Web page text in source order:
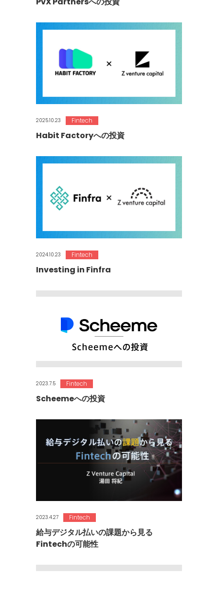
2025.10.23 Fintech
Habit Factoryへの投資
2024.10.23 Fintech
Investing in Finfra
2023.7.5 Fintech
Scheemeへの投資
2023.4.27 Fintech
給与デジタル払いの課題から見る
Fintechの可能性